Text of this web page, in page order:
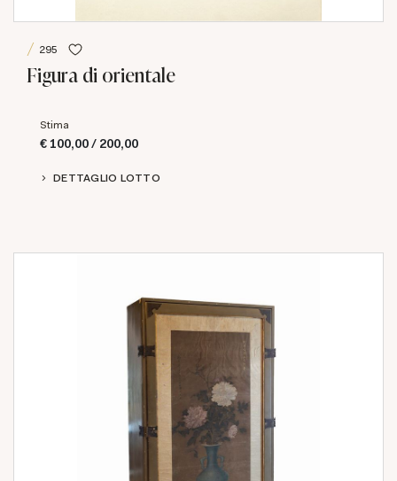
295
Figura di orientale
Stima
€ 100,00 / 200,00
DETTAGLIO LOTTO